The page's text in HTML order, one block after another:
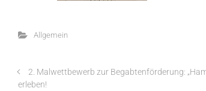
Allgemein
2. Malwettbewerb zur Begabtenförderung:
erleben!